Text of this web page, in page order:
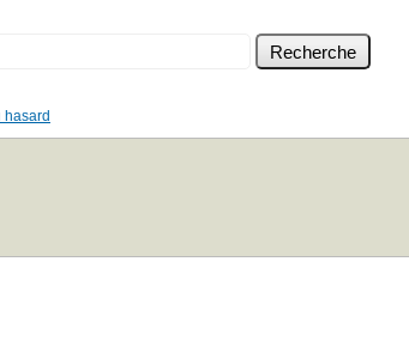
hasard